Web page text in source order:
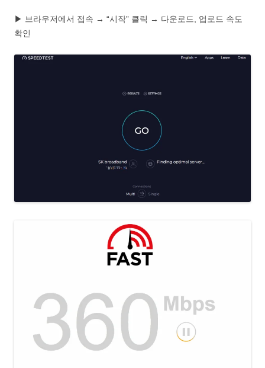
▶ 브라우저에서 접속 → “시작” 클릭 → 다운로드, 업로드 속도
확인